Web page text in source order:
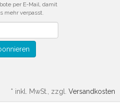
per E-Mail, damit
mehr verpasst.
* inkl. MwSt., zzgl. Versandkosten